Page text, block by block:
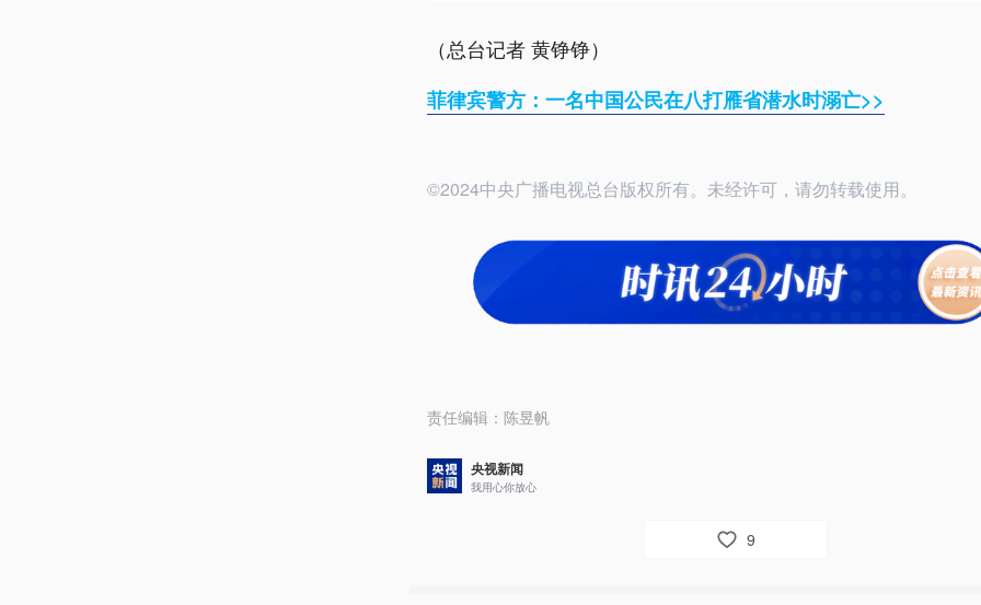
（总台记者 黄铮铮）
菲律宾警方：一名中国公民在八打雁省潜水时溺亡>>
©2024中央广播电视总台版权所有。未经许可，请勿转载使用。
责任编辑： 陈昱帆
央视新闻
我用心你放心
9